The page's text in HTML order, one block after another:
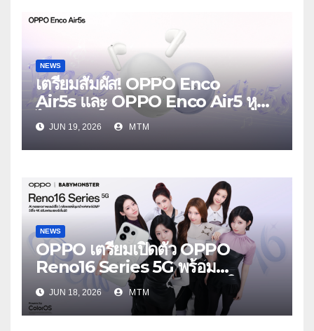
NEWS
เตรียมสัมผัส! OPPO Enco
Air5s และ OPPO Enco Air5 หูฟัง
ไร้สายรุ่นใหม่ล่าสุด มาพร้อมระบบ
ตัดเสียงรบกวน เบาสบายเหมือนไม่ได้
ใส่
JUN 19, 2026 MTM
NEWS
OPPO เตรียมเปิดตัว OPPO
Reno16 Series 5G พร้อม
ประกาศ BABYMONSTER ใน
ฐานะ Reno Girls ชวนสัมผัส
ประสบการณ์ถ่ายภาพมุมกว้างพิเศษที่
JUN 18, 2026 MTM